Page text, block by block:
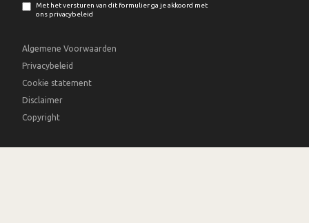
Met het versturen van dit formulier ga je akkoord met
ons privacybeleid
Algemene Voorwaarden
Privacybeleid
Cookie statement
Disclaimer
Copyright